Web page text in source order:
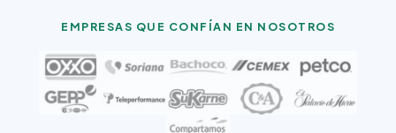
EMPRESAS QUE CONFÍAN EN NOSOTROS